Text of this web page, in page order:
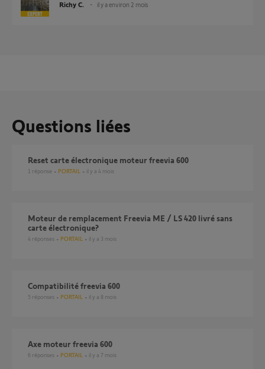
Richy C. il y a environ 2 mois
Questions liées
reset carte électronique moteur freevia 600
1 réponse PORTAIL il y a 4 mois
Moteur de remplacement Freevia ME / LS 420 livré sans
carte électronique?
4 réponses PORTAIL il y a 3 mois
Compatibilité freevia 600
5 réponses PORTAIL il y a 8 mois
Axe moteur freevia 600
6 réponses PORTAIL il y a 7 mois